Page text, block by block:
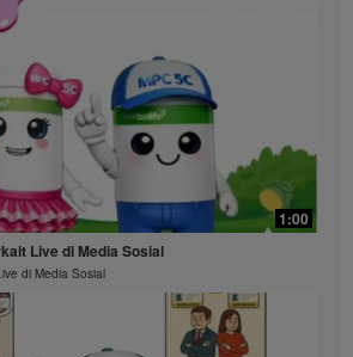
1:00
Live di Media Sosial
di Media Sosial